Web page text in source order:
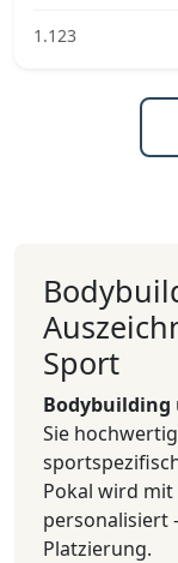
1.123
Sport
Bodybuilding
Sie
Pokal wird
personalisiert
Platzierung.